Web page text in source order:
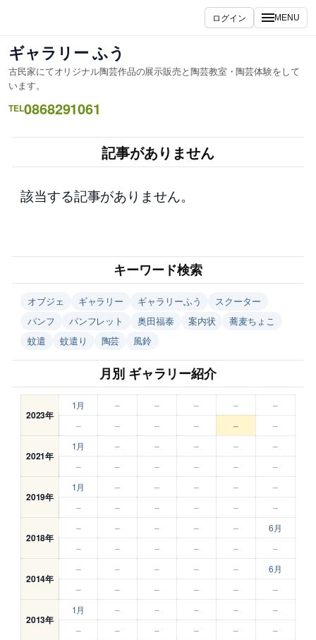
ス
キ
ッ
プ
ログイン MENU
ギャラリー ふう
古民家にてオリジナル陶芸作品の展示販売と陶芸教室・陶芸体験をして
います。
TEL0868291061
記事がありません
該当する記事がありません。
キーワード検索
オブジェ ギャラリー ギャラリーふう
スクーター
パンフ
パンフレット 奥田福泰 案内状
蕎麦ちょこ
蚊遣
蚊遣り 陶芸 風鈴
月別 ギャラリー紹介
2023年
1月 – – – –
–
–
– – – – –
2021年
1月 – – – –
–
–
– – – – –
2019年
1月 – – – –
–
–
– – – – –
2018年
– – – – –
6月
–
– – – – –
2014年
– – – – –
6月
–
– – – – –
2013年
1月 – – – –
–
–
– – – – –